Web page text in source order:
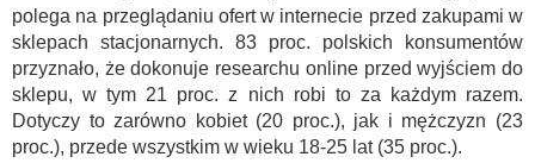
polega na przeglądaniu ofert w internecie przed zakupami w
sklepach stacjonarnych. 83 proc. polskich konsumentów
przyznało, że dokonuje researchu online przed wyjściem do
sklepu, w tym 21 proc. z nich robi to za każdym razem.
Dotyczy to zarówno kobiet (20 proc.), jak i mężczyzn (23
proc.), przede wszystkim w wieku 18-25 lat (35 proc.).